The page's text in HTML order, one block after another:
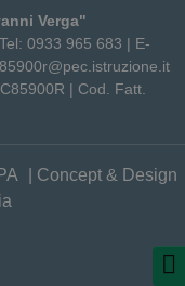
Verga"
Tel: 0933 965 683 | E-
| Cod. Fatt.
Concept & Design